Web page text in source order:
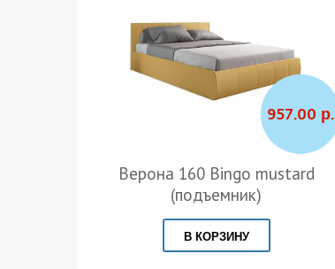
957.00 р.
Верона 160 Bingo mustard
(подъемник)
В КОРЗИНУ